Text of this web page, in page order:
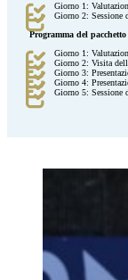
Giorno 1:
Giorno 2: Sessione
Programma del
Giorno 1:
Giorno 2: Visita
Giorno 3:
Giorno 4:
Giorno 5: Sessione